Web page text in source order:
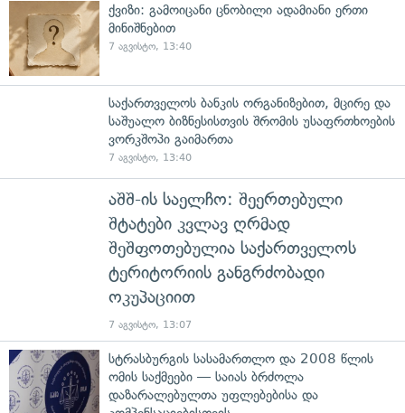
ქვიზი: გამოიცანი ცნობილი ადამიანი ერთი
მინიშნებით
7 აგვისტო, 13:40
საქართველოს ბანკის ორგანიზებით, მცირე და
საშუალო ბიზნესისთვის შრომის უსაფრთხოების
ვორკშოპი გაიმართა
7 აგვისტო, 13:40
აშშ-ის საელჩო: შეერთებული
შტატები კვლავ ღრმად
შეშფოთებულია საქართველოს
ტერიტორიის განგრძობადი
ოკუპაციით
7 აგვისტო, 13:07
სტრასბურგის სასამართლო და 2008 წლის
ომის საქმეები — საიას ბრძოლა
დაზარალებულთა უფლებებისა და